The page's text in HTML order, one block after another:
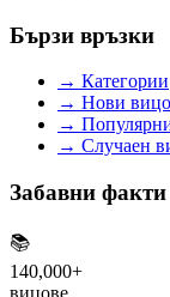
Бързи връзки
→ Категории
→ Нови
→
→ Случаен
Забавни факти
📚
140,000+
вицове